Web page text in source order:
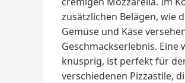
zusätzlichen Belägen, wie
Gemüse und Käse
Geschmackserlebnis.
knusprig, ist perfekt für
verschiedenen Pizzastile,